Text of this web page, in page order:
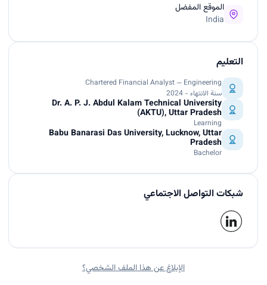
الموقع المفضل
India
التعليم
Chartered Financial Analyst — Engineering
سنة الانتهاء - 2024
Dr. A. P. J. Abdul Kalam Technical University
(AKTU), Uttar Pradesh
Learning
Babu Banarasi Das University, Lucknow, Uttar
Pradesh
Bachelor
شبكات التواصل الاجتماعي
الإبلاغ عن هذا الملف الشخصي؟